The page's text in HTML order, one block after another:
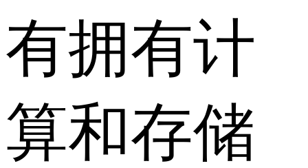
有拥有计
算和存储